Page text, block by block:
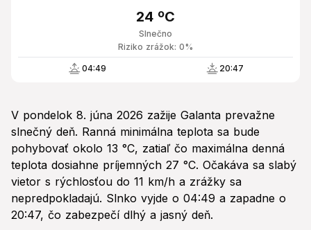
Slnečno
24 ºC
Riziko zrážok: 0%
04:49 20:47
V pondelok 8. júna 2026 zažije Galanta prevažne
slnečný deň. Ranná minimálna teplota sa bude
pohybovať okolo 13 °C, zatiaľ čo maximálna denná
teplota dosiahne príjemných 27 °C. Očakáva sa slabý
vietor s rýchlosťou do 11 km/h a zrážky sa
nepredpokladajú. Slnko vyjde o 04:49 a zapadne o
20:47, čo zabezpečí dlhý a jasný deň.